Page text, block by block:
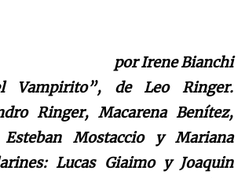
por Irene Bianchi
Vampirito”, de Leo Ringer.
Ringer, Macarena Benítez,
Mostaccio y Mariana
Lucas Giaimo y Joaquin